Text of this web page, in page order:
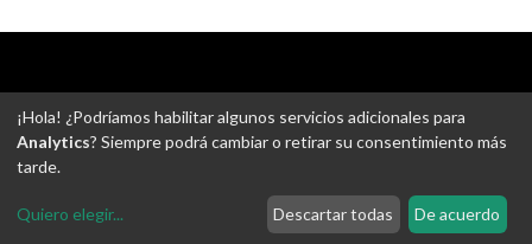
-Gastos de envío-Uso de cookies-Ajustes de Cookies
¡Hola! ¿Podríamos habilitar algunos servicios adicionales para
Analytics? Siempre podrá cambiar o retirar su consentimiento más
tarde.
Quiero elegir... Descartar todas De acuerdo